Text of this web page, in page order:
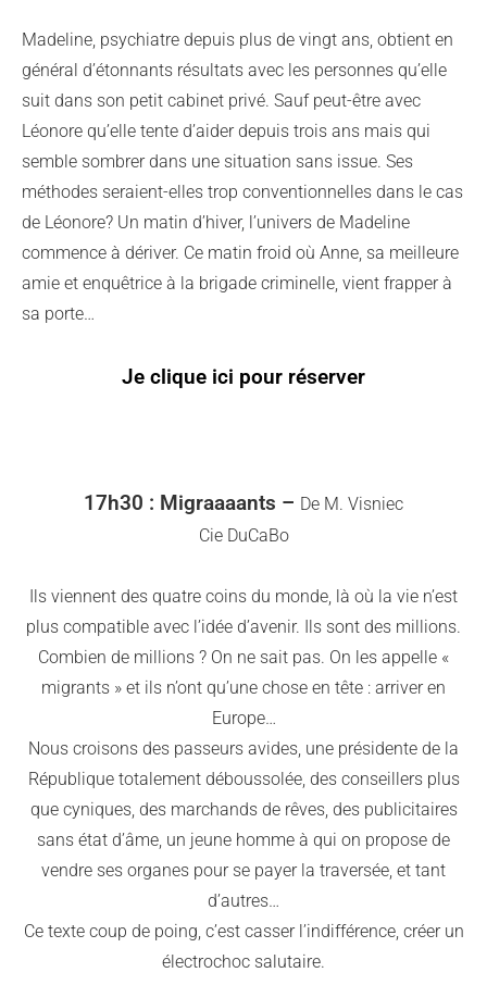
Madeline, psychiatre depuis plus de vingt ans, obtient en
général d’étonnants résultats avec les personnes qu’elle
suit dans son petit cabinet privé. Sauf peut-être avec
Léonore qu’elle tente d’aider depuis trois ans mais qui
semble sombrer dans une situation sans issue. Ses
méthodes seraient-elles trop conventionnelles dans le cas
de Léonore? Un matin d’hiver, l’univers de Madeline
commence à dériver. Ce matin froid où Anne, sa meilleure
amie et enquêtrice à la brigade criminelle, vient frapper à
sa porte…
Je clique ici pour réserver
17h30 : Migraaaants – De M. Visniec
Cie DuCaBo
Ils viennent des quatre coins du monde, là où la vie n’est
plus compatible avec l’idée d’avenir. Ils sont des millions.
Combien de millions ? On ne sait pas. On les appelle «
migrants » et ils n’ont qu’une chose en tête : arriver en
Europe…
Nous croisons des passeurs avides, une présidente de la
République totalement déboussolée, des conseillers plus
que cyniques, des marchands de rêves, des publicitaires
sans état d’âme, un jeune homme à qui on propose de
vendre ses organes pour se payer la traversée, et tant
d’autres…
Ce texte coup de poing, c’est casser l’indifférence, créer un
électrochoc salutaire.